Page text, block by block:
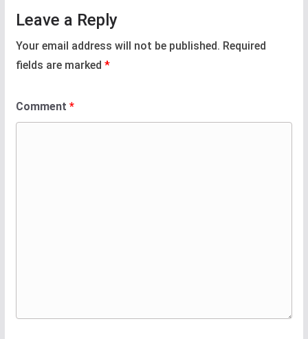
Leave a Reply
Your email address will not be published. Required
fields are marked *
Comment *